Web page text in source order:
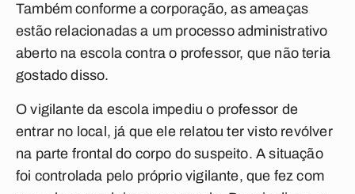
Também conforme a corporação, as ameaças
estão relacionadas a um processo administrativo
aberto na escola contra o professor, que não teria
gostado disso.
O vigilante da escola impediu o professor de
entrar no local, já que ele relatou ter visto revólver
na parte frontal do corpo do suspeito. A situação
foi controlada pelo próprio vigilante, que fez com